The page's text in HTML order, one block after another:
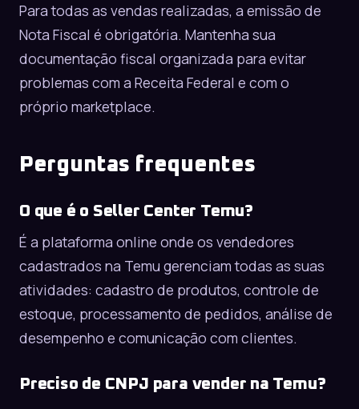
Para todas as vendas realizadas, a emissão de
Nota Fiscal é obrigatória. Mantenha sua
documentação fiscal organizada para evitar
problemas com a Receita Federal e com o
próprio marketplace.
Perguntas frequentes
O que é o Seller Center Temu?
É a plataforma online onde os vendedores
cadastrados na Temu gerenciam todas as suas
atividades: cadastro de produtos, controle de
estoque, processamento de pedidos, análise de
desempenho e comunicação com clientes.
Preciso de CNPJ para vender na Temu?